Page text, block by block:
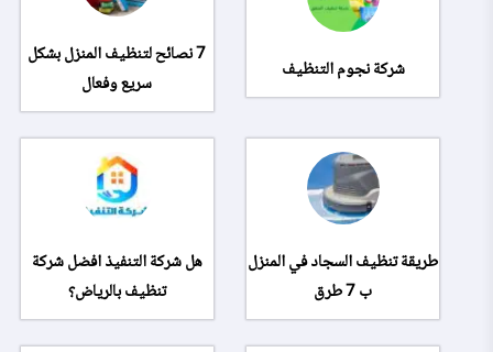
شركة نجوم التنظيف
7 نصائح لتنظيف المنزل بشكل
سريع وفعال
طريقة تنظيف السجاد في المنزل
ب 7 طرق
هل شركة التنفيذ افضل شركة
تنظيف بالرياض؟